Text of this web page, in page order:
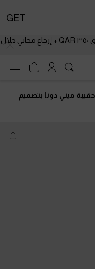
استمتع بالشحن المجاني لجميع الطلبات فوق ٣٥٠ QAR + إرجاع مجاني خلال
حقيبة ميني دونا بتصميم
GET